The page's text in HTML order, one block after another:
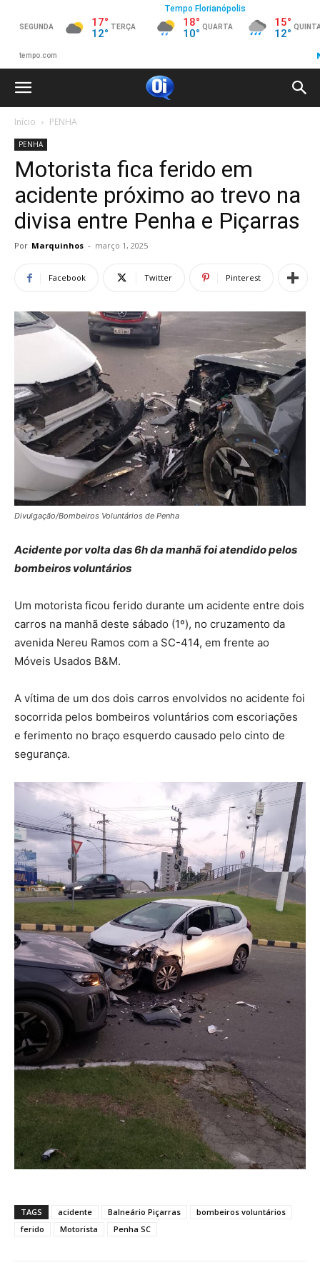
Início PENHA
PENHA
Motorista fica ferido em
acidente próximo ao trevo na
divisa entre Penha e Piçarras
Por Marquinhos - março 1, 2025
Facebook Twitter Pinterest
Divulgação/Bombeiros Voluntários de Penha
Acidente por volta das 6h da manhã foi atendido pelos
bombeiros voluntários
Um motorista ficou ferido durante um acidente entre dois
carros na manhã deste sábado (1º), no cruzamento da
avenida Nereu Ramos com a SC-414, em frente ao
Móveis Usados B&M.
A vítima de um dos dois carros envolvidos no acidente foi
socorrida pelos bombeiros voluntários com escoriações
e ferimento no braço esquerdo causado pelo cinto de
segurança.
TAGS acidente Balneário Piçarras
bombeiros voluntários
ferido
Motorista Penha SC